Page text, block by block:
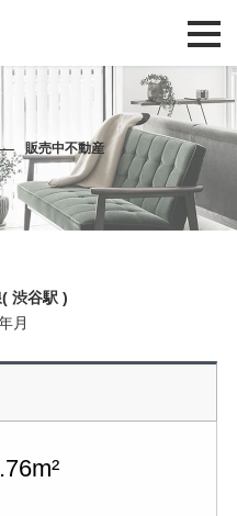
販売中不動産
渋谷駅 )
月